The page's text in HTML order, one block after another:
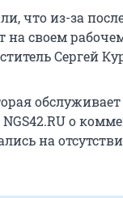
что из-за
своем
Сергей
о
на